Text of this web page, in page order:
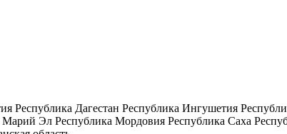
Республика Дагестан Республика Ингушетия
Марий Эл Республика Мордовия Республика Саха